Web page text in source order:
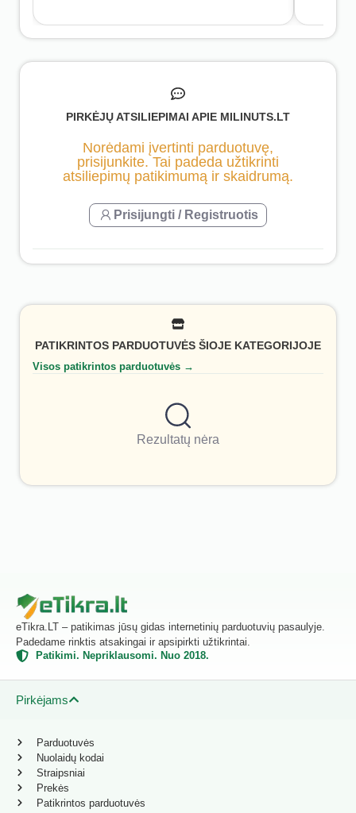
PIRKĖJŲ ATSILIEPIMAI APIE MILINUTS.LT
Norėdami įvertinti parduotuvę,
prisijunkite. Tai padeda užtikrinti
atsiliepimų patikimumą ir skaidrumą.
Prisijungti / Registruotis
PATIKRINTOS PARDUOTUVĖS ŠIOJE KATEGORIJOJE
Visos patikrintos parduotuvės →
Rezultatų nėra
eTikra.LT – patikimas jūsų gidas internetinių parduotuvių pasaulyje.
Padedame rinktis atsakingai ir apsipirkti užtikrintai.
Patikimi. Nepriklausomi. Nuo 2018.
Pirkėjams
Parduotuvės
Nuolaidų kodai
Straipsniai
Prekės
Patikrintos parduotuvės